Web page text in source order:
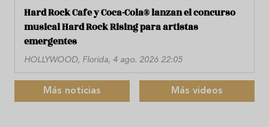
Hard Rock Cafe y Coca-Cola® lanzan el concurso
musical Hard Rock Rising para artistas
emergentes
HOLLYWOOD, Florida, 4 ago. 2026 22:05
Más noticias Más videos